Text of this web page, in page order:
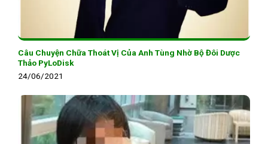
Câu Chuyện Chữa Thoát Vị Của Anh Tùng Nhờ Bộ Đôi Dược
Thảo PyLoDisk
24/06/2021